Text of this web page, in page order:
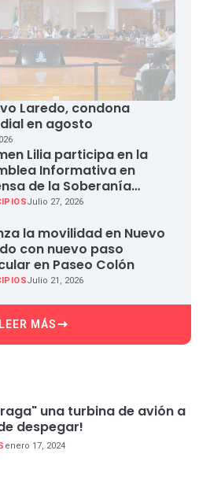
Laredo, condona
en agosto
Lilia participa en la
Informativa en
de la Soberanía
en Miguel Aleman
Julio 27, 2026
la movilidad en Nuevo
con nuevo paso
en Paseo Colón
Julio 21, 2026
LEER MÁS
una turbina de avión a
despegar!
enero 17, 2024